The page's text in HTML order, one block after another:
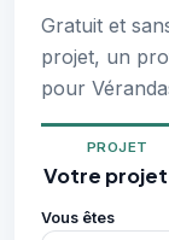
Gratuit et
projet, un
pour
PROJET
Votre projet
Vous êtes